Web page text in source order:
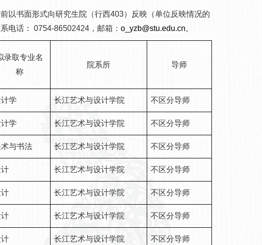
书面形式向研究生院（行西403）反映（单位反映情况的
电话： 0754-86502424，邮箱： o_yzb@stu.edu.cn。
录取专业名
称
院系所 导师
学 长江艺术与设计学院 不区分导师
学 长江艺术与设计学院 不区分导师
与书法 长江艺术与设计学院 不区分导师
长江艺术与设计学院 不区分导师
长江艺术与设计学院 不区分导师
长江艺术与设计学院 不区分导师
长江艺术与设计学院 不区分导师